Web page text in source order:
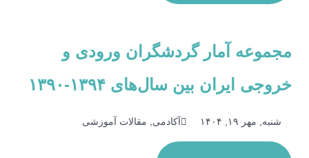
مجموعه آمار گردشگران ورودی و
خروجی ایران بین سال‌های ۱۳۹۴-۱۳۹۰
شنبه, مهر ۱۹, ۱۴۰۴ آکادمی, مقالات آموزشی